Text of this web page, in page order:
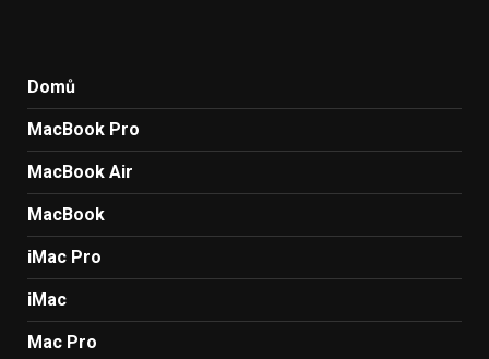
Domů
MacBook Pro
MacBook Air
MacBook
iMac Pro
iMac
Mac Pro